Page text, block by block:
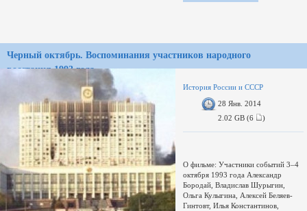
Черный октябрь. Воспоминания участников народного
восстания 1993 года
История России и СССР
28 Янв. 2014
2.02 GB (6
)
О фильме: Участники событий 3–4
октября 1993 года Александр
Бородай, Владислав Шурыгин,
Ольга Кулыгина, Алексей Беляев-
Гинтовт, Илья Константинов,